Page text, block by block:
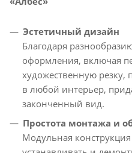
Эстетичный дизайн
Благодаря
оформления, включая
художественную резку,
в любой интерьер,
законченный вид.
Простота монтажа и
Модульная